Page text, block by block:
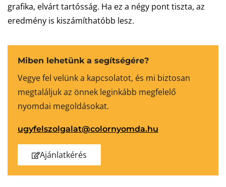
grafika, elvárt tartósság. Ha ez a négy pont tiszta, az
eredmény is kiszámíthatóbb lesz.
Miben lehetünk a segítségére?
Vegye fel velünk a kapcsolatot, és mi biztosan
megtaláljuk az önnek leginkább megfelelő
nyomdai megoldásokat.
ugyfelszolgalat@colornyomda.hu
Ajánlatkérés